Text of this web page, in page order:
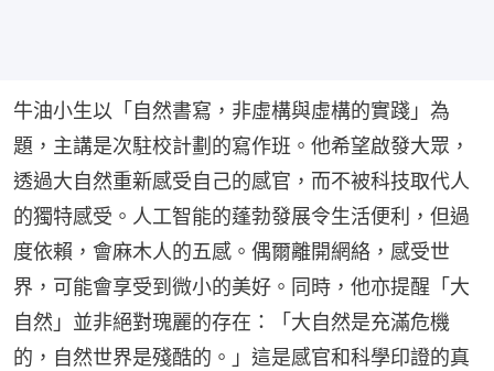
牛油小生以「自然書寫，非虛構與虛構的實踐」為
題，主講是次駐校計劃的寫作班。他希望啟發大眾，
透過大自然重新感受自己的感官，而不被科技取代人
的獨特感受。人工智能的蓬勃發展令生活便利，但過
度依賴，會麻木人的五感。偶爾離開網絡，感受世
界，可能會享受到微小的美好。同時，他亦提醒「大
自然」並非絕對瑰麗的存在：「大自然是充滿危機
的，自然世界是殘酷的。」這是感官和科學印證的真